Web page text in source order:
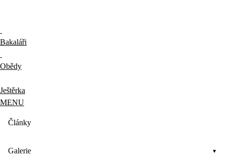
Bakaláři
Obědy
Ještěrka
MENU
Články
Galerie